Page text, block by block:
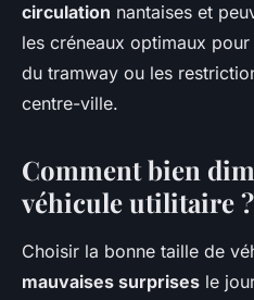
circulation nantaises et
les créneaux optimaux
du tramway ou les
centre-ville.
Comment bien
véhicule utilitaire ?
Choisir la bonne taille de
mauvaises surprises le